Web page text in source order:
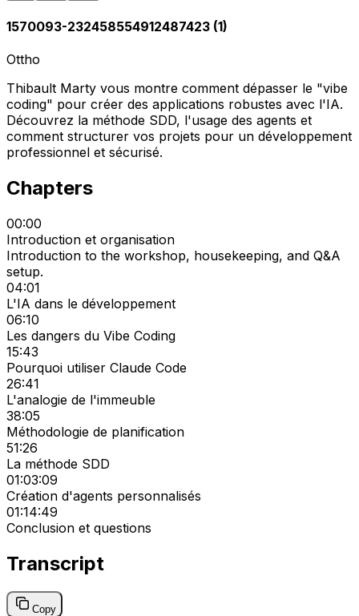
1570093-232458554912487423 (1)
Ottho
Thibault Marty vous montre comment dépasser le "vibe
coding" pour créer des applications robustes avec l'IA.
Découvrez la méthode SDD, l'usage des agents et
comment structurer vos projets pour un développement
professionnel et sécurisé.
Chapters
00:00
Introduction et organisation
Introduction to the workshop, housekeeping, and Q&A
setup.
04:01
L'IA dans le développement
06:10
Les dangers du Vibe Coding
15:43
Pourquoi utiliser Claude Code
26:41
L'analogie de l'immeuble
38:05
Méthodologie de planification
51:26
La méthode SDD
01:03:09
Création d'agents personnalisés
01:14:49
Conclusion et questions
Transcript
Copy